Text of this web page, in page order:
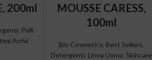
200ml
, Pelli
Arrivi
MOUSSE CARESS,
100ml
Bio Cosmetics, Best Sellers,
Detergenti, Linea Uomo,Skincare